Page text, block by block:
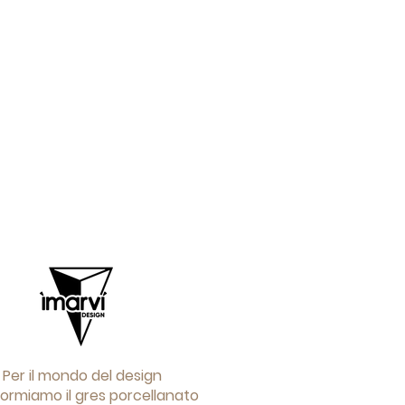
Per il mondo del design
il gres porcellanato